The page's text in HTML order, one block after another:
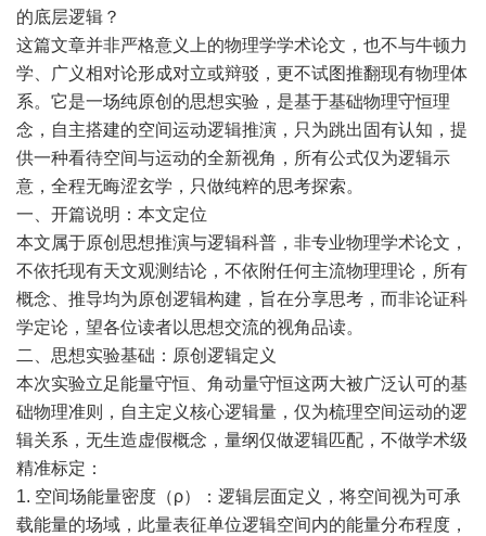
的底层逻辑？
这篇文章并非严格意义上的物理学学术论文，也不与牛顿力
学、广义相对论形成对立或辩驳，更不试图推翻现有物理体
系。它是一场纯原创的思想实验，是基于基础物理守恒理
念，自主搭建的空间运动逻辑推演，只为跳出固有认知，提
供一种看待空间与运动的全新视角，所有公式仅为逻辑示
意，全程无晦涩玄学，只做纯粹的思考探索。
一、开篇说明：本文定位
本文属于原创思想推演与逻辑科普，非专业物理学术论文，
不依托现有天文观测结论，不依附任何主流物理理论，所有
概念、推导均为原创逻辑构建，旨在分享思考，而非论证科
学定论，望各位读者以思想交流的视角品读。
二、思想实验基础：原创逻辑定义
本次实验立足能量守恒、角动量守恒这两大被广泛认可的基
础物理准则，自主定义核心逻辑量，仅为梳理空间运动的逻
辑关系，无生造虚假概念，量纲仅做逻辑匹配，不做学术级
精准标定：
1. 空间场能量密度（ρ）：逻辑层面定义，将空间视为可承
载能量的场域，此量表征单位逻辑空间内的能量分布程度，